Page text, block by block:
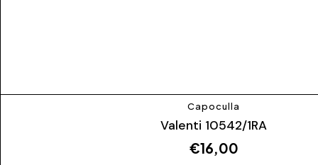
Capoculla
Valenti 10542/1RA
€16,00